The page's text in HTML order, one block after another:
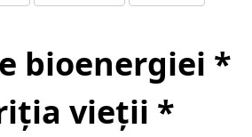
bioenergiei *
vieții *